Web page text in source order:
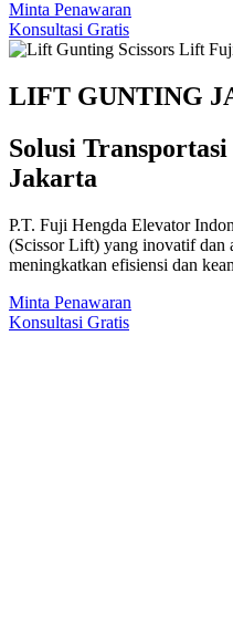
Minta Penawaran
Konsultasi Gratis
LIFT GUNTING
Solusi
Jakarta
P.T. Fuji Hengda Elevator
(Scissor Lift) yang inovatif dan
meningkatkan efisiensi dan
Minta Penawaran
Konsultasi Gratis